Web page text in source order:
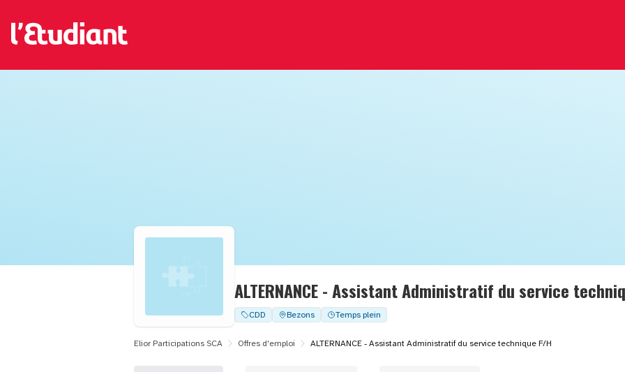
ALTERNANCE - Assistant Administratif du service
CDD Bezons Temps plein
Elior Participations SCA Offres d'emploi ALTERNANCE - Assistant Administratif du service technique F/H